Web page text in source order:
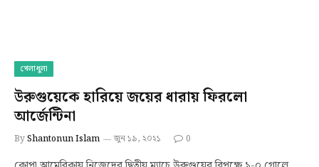
খেলাধুলা
উরুগুয়েকে হারিয়ে জয়ের ধারায় ফিরলো
আর্জেন্টিনা
ByShantonun Islam জুন ১৯, ২০২১ 0